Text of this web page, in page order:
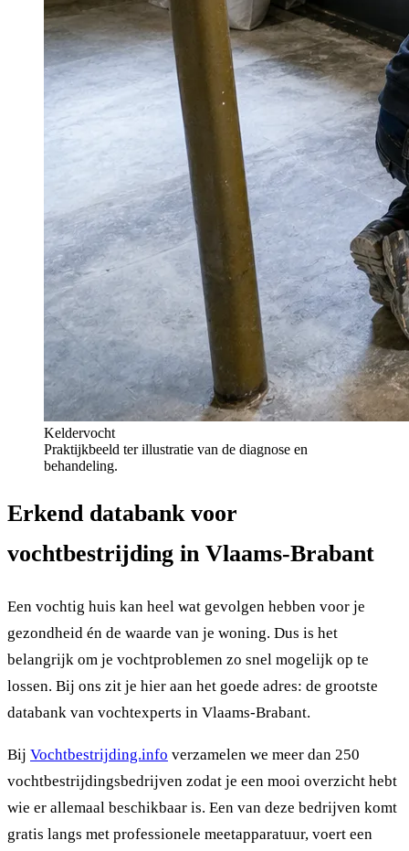
Keldervocht
Praktijkbeeld ter illustratie van de diagnose en
behandeling.
Erkend databank voor
vochtbestrijding in Vlaams-Brabant
Een vochtig huis kan heel wat gevolgen hebben voor je
gezondheid én de waarde van je woning. Dus is het
belangrijk om je vochtproblemen zo snel mogelijk op te
lossen. Bij ons zit je hier aan het goede adres: de grootste
databank van vochtexperts in Vlaams-Brabant.
Bij Vochtbestrijding.info verzamelen we meer dan 250
vochtbestrijdingsbedrijven zodat je een mooi overzicht hebt
wie er allemaal beschikbaar is. Een van deze bedrijven komt
gratis langs met professionele meetapparatuur, voert een